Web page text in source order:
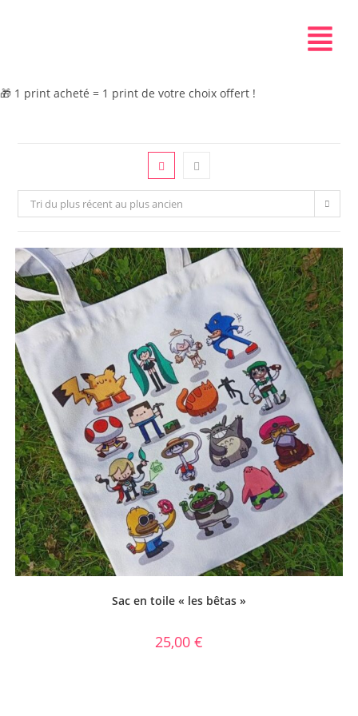
🎁 1 print acheté = 1 print de votre choix offert !
Tri du plus récent au plus ancien
Sac en toile « les bêtas »
25,00 €